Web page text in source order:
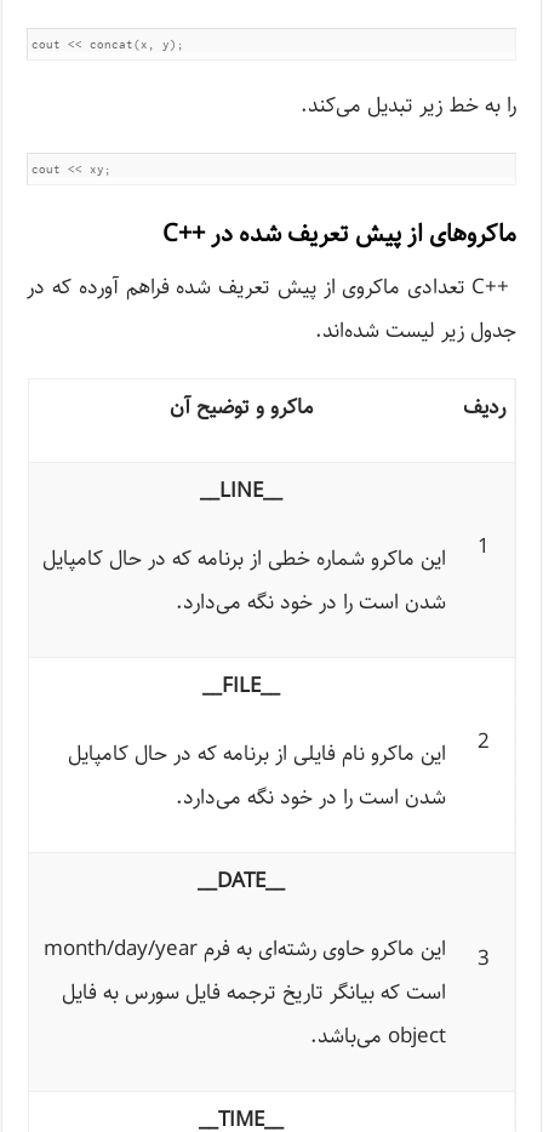
را به خط زیر تبدیل می‌کند.
ماکروهای از پیش تعریف شده در ++C
++C تعدادی ماکروی از پیش تعریف شده فراهم آورده که در
جدول زیر لیست شده‌اند.
ردیف ماکرو و توضیح آن
1
__LINE__
این ماکرو شماره خطی از برنامه که در حال کامپایل
شدن است را در خود نگه می‌دارد.
2
__FILE__
این ماکرو نام فایلی از برنامه که در حال کامپایل
شدن است را در خود نگه می‌دارد.
3
__DATE__
این ماکرو حاوی رشته‌ای به فرم month/day/year
است که بیانگر تاریخ ترجمه فایل سورس به فایل
object می‌باشد.
__TIME__